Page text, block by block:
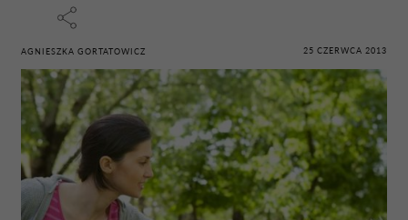
AGNIESZKA GORTATOWICZ 25 CZERWCA 2013